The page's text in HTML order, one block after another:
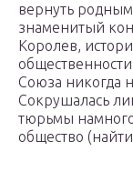
вернуть
знаменитый
Королев,
Союза никогда
Сокрушалась
тюрьмы
общество